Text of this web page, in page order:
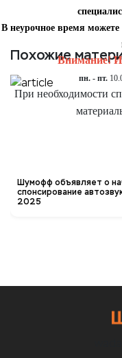
Похожие
Шумофф объявляет о
спонсирование
2025
В неурочное время
Внимание!
пн. - пт.
При необходимости